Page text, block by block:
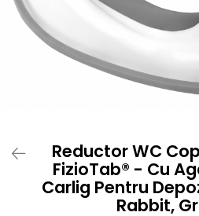
Husa protectie scaun auto
Suporti uscare biberoane
Suporti pahar carucior
Lampi de veghe
Reductor WC
FizioTab® - Cu
Carlig Pentru
Rabbit,